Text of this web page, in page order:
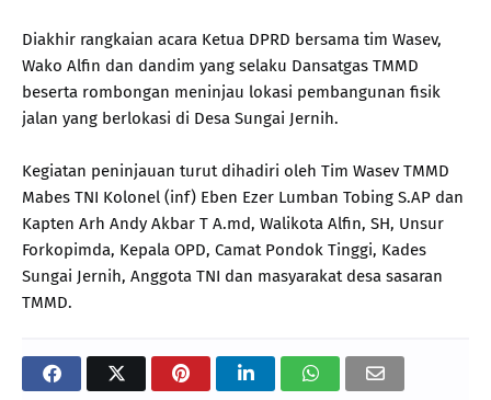
Diakhir rangkaian acara Ketua DPRD bersama tim Wasev,
Wako Alfin dan dandim yang selaku Dansatgas TMMD
beserta rombongan meninjau lokasi pembangunan fisik
jalan yang berlokasi di Desa Sungai Jernih.
Kegiatan peninjauan turut dihadiri oleh Tim Wasev TMMD
Mabes TNI Kolonel (inf) Eben Ezer Lumban Tobing S.AP dan
Kapten Arh Andy Akbar T A.md, Walikota Alfin, SH, Unsur
Forkopimda, Kepala OPD, Camat Pondok Tinggi, Kades
Sungai Jernih, Anggota TNI dan masyarakat desa sasaran
TMMD.